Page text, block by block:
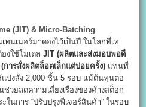
(JIT) & Micro-Batching
นเนอร์มาดองไว้เป็นปี ในโลกที่เท
งใช้โมเดลJIT (ผลิตและส่งมอบพอดี
การสั่งผลิตล็อตเล็กแต่บ่อยครั้ง) แทนที่
แบ่งสั่ง 2,000 ชิ้น 5 รอบ แม้ต้นทุนต่อ
ยลดความเสี่ยงเรื่องของค้างสต็อก
นการ “ปรับปรุงฟีเจอร์สินค้า” ในรอบ